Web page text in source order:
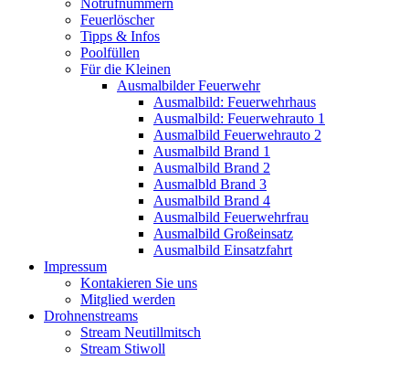
Notrufnummern
Feuerlöscher
Tipps & Infos
Poolfüllen
Für die Kleinen
Ausmalbilder Feuerwehr
Ausmalbild: Feuerwehrhaus
Ausmalbild: Feuerwehrauto 1
Ausmalbild Feuerwehrauto 2
Ausmalbild Brand 1
Ausmalbild Brand 2
Ausmalbld Brand 3
Ausmalbild Brand 4
Ausmalbild Feuerwehrfrau
Ausmalbild Großeinsatz
Ausmalbild Einsatzfahrt
Impressum
Kontakieren Sie uns
Mitglied werden
Drohnenstreams
Stream Neutillmitsch
Stream Stiwoll